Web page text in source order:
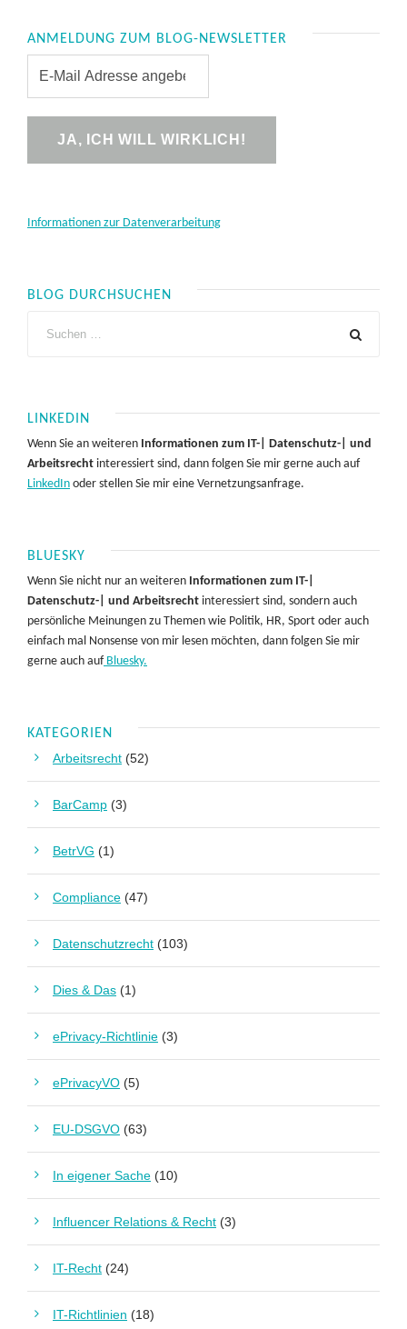
ANMELDUNG ZUM BLOG-NEWSLETTER
Informationen zur Datenverarbeitung
BLOG DURCHSUCHEN
LINKEDIN
Wenn Sie an weiteren Informationen zum IT-| Datenschutz-| und
Arbeitsrecht interessiert sind, dann folgen Sie mir gerne auch auf
LinkedIn oder stellen Sie mir eine Vernetzungsanfrage.
BLUESKY
Wenn Sie nicht nur an weiteren Informationen zum IT-|
Datenschutz-| und Arbeitsrecht interessiert sind, sondern auch
persönliche Meinungen zu Themen wie Politik, HR, Sport oder auch
einfach mal Nonsense von mir lesen möchten, dann folgen Sie mir
gerne auch aufBluesky.
KATEGORIEN
Arbeitsrecht (52)
BarCamp (3)
BetrVG (1)
Compliance (47)
Datenschutzrecht (103)
Dies & Das (1)
ePrivacy-Richtlinie (3)
ePrivacyVO (5)
EU-DSGVO (63)
In eigener Sache (10)
Influencer Relations & Recht (3)
IT-Recht (24)
IT-Richtlinien (18)